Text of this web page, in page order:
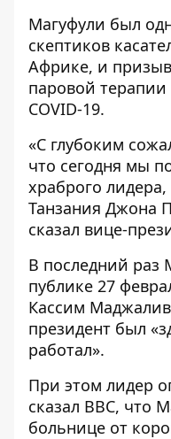
Магуфули был
скептиков
Африке, и
паровой
COVID-19.
«С глубоким
что сегодня мы
храброго
Танзания Джона
сказал вице-
В последний раз
публике 27
Кассим
президент был
работал».
При этом лидер
сказал BBC, что
больнице от